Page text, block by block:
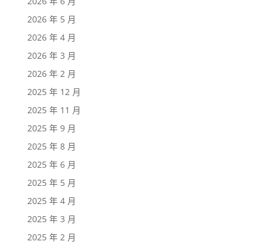
2026 年 5 月
2026 年 4 月
2026 年 3 月
2026 年 2 月
2025 年 12 月
2025 年 11 月
2025 年 9 月
2025 年 8 月
2025 年 6 月
2025 年 5 月
2025 年 4 月
2025 年 3 月
2025 年 2 月